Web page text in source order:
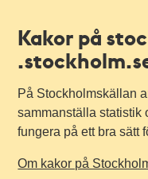
Kakor på
På Stockholmskällan
sammanställa statistik
fungera på ett bra sätt
Om kakor på